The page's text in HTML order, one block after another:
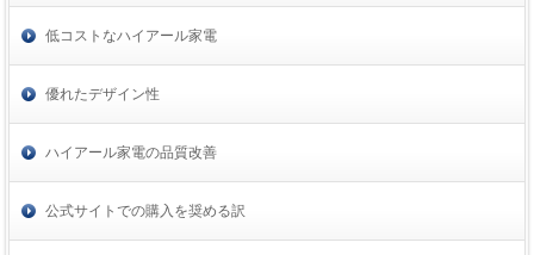
低コストなハイアール家電
優れたデザイン性
ハイアール家電の品質改善
公式サイトでの購入を奨める訳